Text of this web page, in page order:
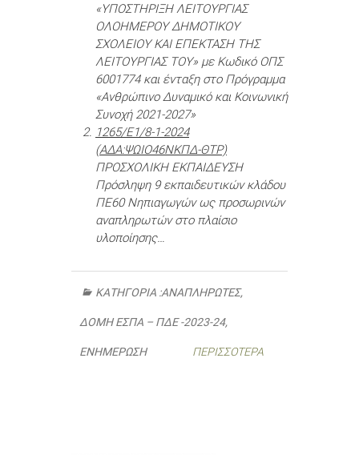
«ΥΠΟΣΤΗΡΙΞΗ ΛΕΙΤΟΥΡΓΙΑΣ
ΟΛΟΗΜΕΡΟΥ ΔΗΜΟΤΙΚΟΥ
ΣΧΟΛΕΙΟΥ ΚΑΙ ΕΠΕΚΤΑΣΗ ΤΗΣ
ΛΕΙΤΟΥΡΓΙΑΣ ΤΟΥ» με Κωδικό ΟΠΣ
6001774 και ένταξη στο Πρόγραμμα
«Ανθρώπινο Δυναμικό και Κοινωνική
Συνοχή 2021-2027»
1265/Ε1/8-1-2024
(ΑΔΑ:ΨΩΙΟ46ΝΚΠΔ-ΘΤΡ)
ΠΡΟΣΧΟΛΙΚΗ ΕΚΠΑΙΔΕΥΣΗ
Πρόσληψη 9 εκπαιδευτικών κλάδου
ΠΕ60 Νηπιαγωγών ως προσωρινών
αναπληρωτών στο πλαίσιο
υλοποίησης…
ΚΑΤΗΓΟΡΊΑ :ΑΝΑΠΛΗΡΩΤΈΣ,
ΔΟΜΉ ΕΣΠΑ – ΠΔΕ -2023-24,
ΕΝΗΜΈΡΩΣΗ ΠΕΡΙΣΣΌΤΕΡΑ